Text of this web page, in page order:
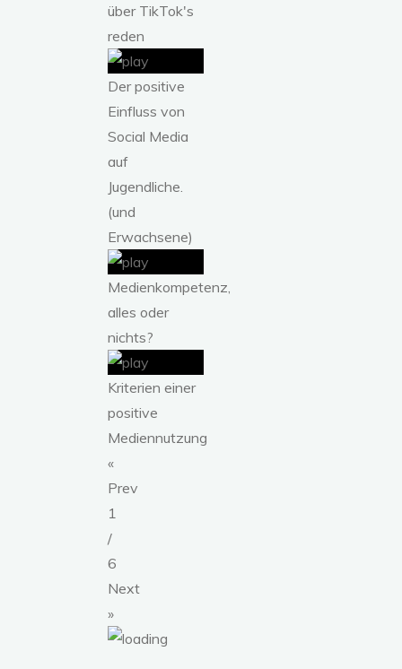
über TikTok's
reden
Der positive
Einfluss von
Social Media
auf
Jugendliche.
(und
Erwachsene)
Medienkompetenz,
alles oder
nichts?
Kriterien einer
positive
Mediennutzung
«
Prev
1
/
6
Next
»